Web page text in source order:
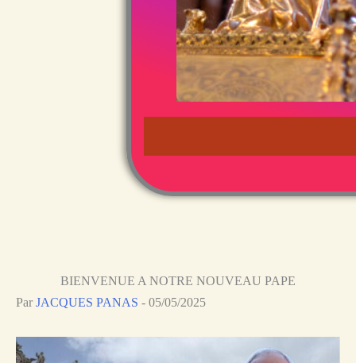
BIENVENUE A NOTRE NOUVEAU PAPE
Par JACQUES PANAS - 05/05/2025